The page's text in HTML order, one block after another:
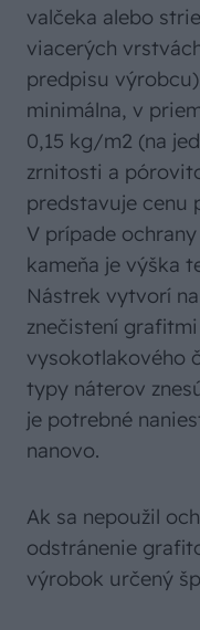
valčeka alebo
viacerých
predpisu
minimálna, v
0,15 kg/m2 (na
zrnitosti a
predstavuje cenu
V prípade
kameňa je výška
Nástrek vytvorí
znečistení
vysokotlakového
typy náterov
je potrebné
nanovo.
Ak sa nepoužil
odstránenie
výrobok určený